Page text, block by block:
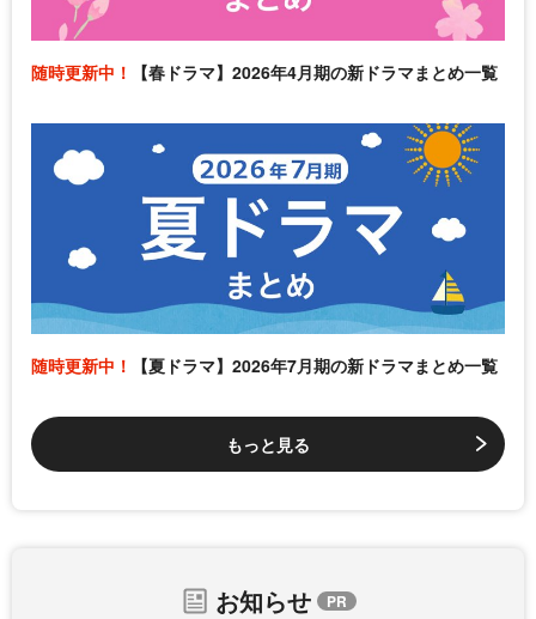
随時更新中！ 【春ドラマ】2026年4月期の新ドラマまとめ一覧
随時更新中！ 【夏ドラマ】2026年7月期の新ドラマまとめ一覧
もっと見る
お知らせ